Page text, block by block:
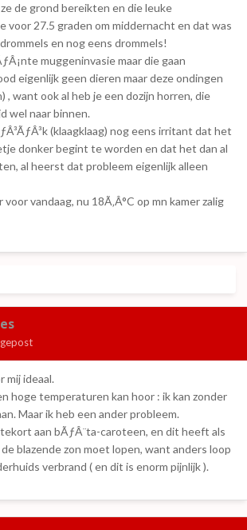
de grond bereikten en die leuke
voor 27.5 graden om middernacht en dat was
en nog eens drommels!
muggeninvasie maar die gaan
eigenlijk geen dieren maar deze ondingen
, want ook al heb je een dozijn horren, die
wel naar binnen.
(klaagklaag) nog eens irritant dat het
donker begint te worden en dat het dan al
al heerst dat probleem eigenlijk alleen
vandaag, nu 18Ã‚Â°C op mn kamer zalig
gepost
mij ideaal.
hoge temperaturen kan hoor : ik kan zonder
Maar ik heb een ander probleem.
aan bÃƒÂ¨ta-caroteen, en dit heeft als
blazende zon moet lopen, want anders loop
verbrand ( en dit is enorm pijnlijk ).